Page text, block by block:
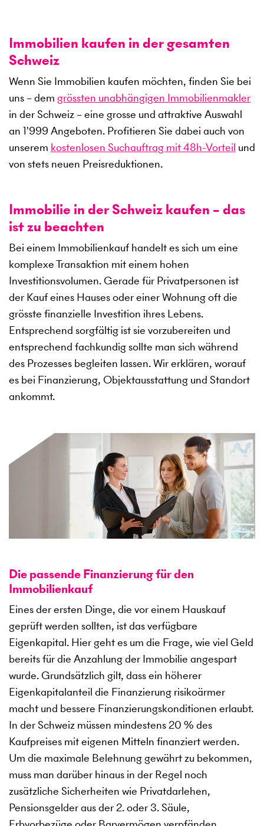
Immobilien kaufen in der gesamten
Schweiz
Wenn Sie Immobilien kaufen möchten, finden Sie bei
uns – dem grössten unabhängigen Immobilienmakler
in der Schweiz – eine grosse und attraktive Auswahl
an 1'999 Angeboten. Profitieren Sie dabei auch von
unserem kostenlosen Suchauftrag mit 48h-Vorteil und
von stets neuen Preisreduktionen.
Immobilie in der Schweiz kaufen – das
ist zu beachten
Bei einem Immobilienkauf handelt es sich um eine
komplexe Transaktion mit einem hohen
Investitionsvolumen. Gerade für Privatpersonen ist
der Kauf eines Hauses oder einer Wohnung oft die
grösste finanzielle Investition ihres Lebens.
Entsprechend sorgfältig ist sie vorzubereiten und
entsprechend fachkundig sollte man sich während
des Prozesses begleiten lassen. Wir erklären, worauf
es bei Finanzierung, Objektausstattung und Standort
ankommt.
Die passende Finanzierung für den
Immobilienkauf
Eines der ersten Dinge, die vor einem Hauskauf
geprüft werden sollten, ist das verfügbare
Eigenkapital. Hier geht es um die Frage, wie viel Geld
bereits für die Anzahlung der Immobilie angespart
wurde. Grundsätzlich gilt, dass ein höherer
Eigenkapitalanteil die Finanzierung risikoärmer
macht und bessere Finanzierungskonditionen erlaubt.
In der Schweiz müssen mindestens 20 % des
Kaufpreises mit eigenen Mitteln finanziert werden.
Um die maximale Belehnung gewährt zu bekommen,
muss man darüber hinaus in der Regel noch
zusätzliche Sicherheiten wie Privatdarlehen,
Pensionsgelder aus der 2. oder 3. Säule,